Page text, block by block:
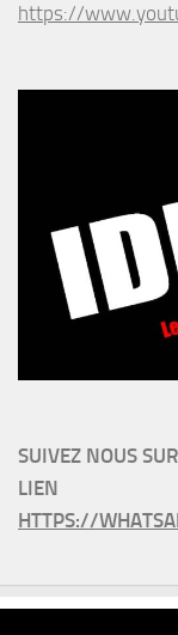
https://
SUIVEZ NOUS
LIEN
HTTPS://